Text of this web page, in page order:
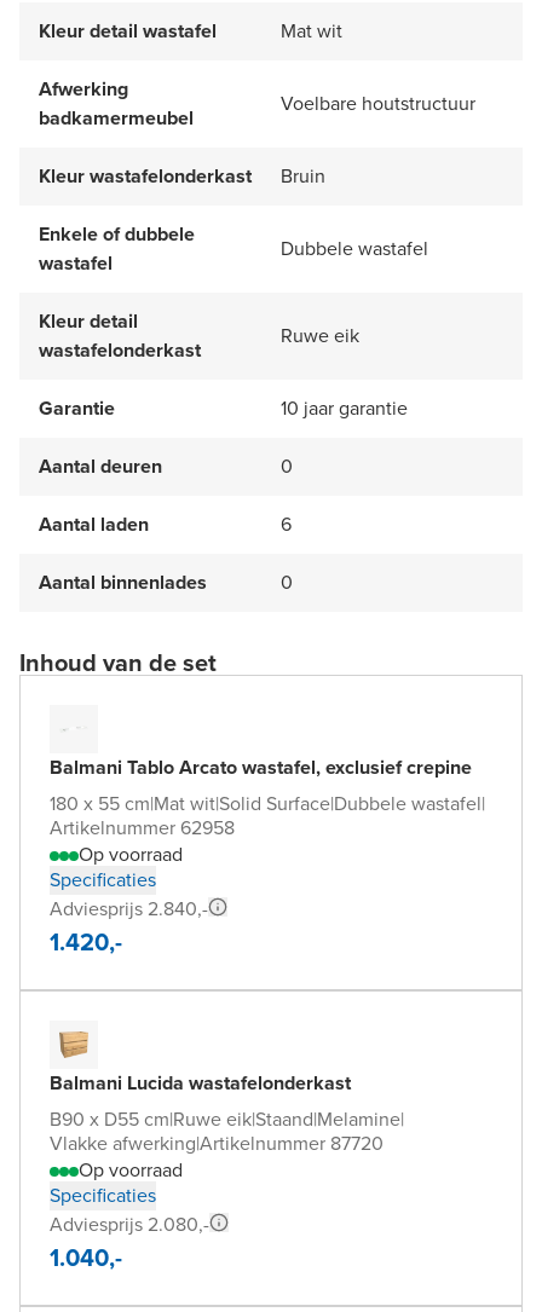
Kleur detail wastafel Mat wit
Afwerking
badkamermeubel
Voelbare houtstructuur
Kleur wastafelonderkast Bruin
Enkele of dubbele
wastafel
Dubbele wastafel
Kleur detail
wastafelonderkast
Ruwe eik
Garantie 10 jaar garantie
Aantal deuren 0
Aantal laden 6
Aantal binnenlades 0
Inhoud van de set
Balmani Tablo Arcato wastafel, exclusief crepine
180 x 55 cm|Mat wit|Solid Surface|Dubbele wastafel|
Artikelnummer 62958
Op voorraad
Specificaties
Adviesprijs 2.840,-
1.420,-
Balmani Lucida wastafelonderkast
B90 x D55 cm|Ruwe eik|Staand|Melamine|
Vlakke afwerking|Artikelnummer 87720
Op voorraad
Specificaties
Adviesprijs 2.080,-
1.040,-